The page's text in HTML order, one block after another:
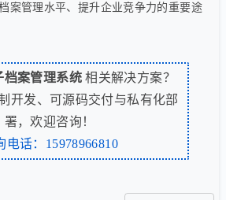
案管理水平、提升企业竞争力的重要途
档案管理系统相关解决方案？
开发、可源码交付与私有化部
署，欢迎咨询！
电话：15978966810